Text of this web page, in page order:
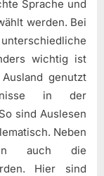
Sprache und
werden. Bei
wichtig ist
genutzt
in der
sind Auslesen
Neben
auch die
Hier sind